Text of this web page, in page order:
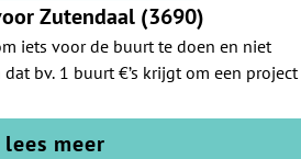
Zutendaal (3690)
iets voor de buurt te doen en niet
bv. 1 buurt €’s krijgt om een project
lees meer